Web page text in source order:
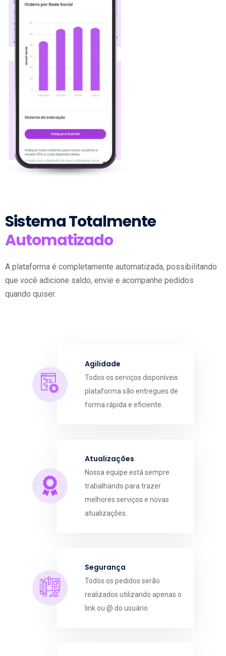
M
Sistema Totalmente
Automatizado
A plataforma é completamente automatizada, possibilitando
que você adicione saldo, envie e acompanhe pedidos
quando quiser.
Agilidade
Todos os serviços disponíveis
plataforma são entregues de
forma rápida e eficiente.
Atualizações
Nossa equipe está sempre
trabalhando para trazer
melhores serviços e novas
atualizações.
Segurança
Todos os pedidos serão
realizados utilizando apenas o
link ou @ do usuário.